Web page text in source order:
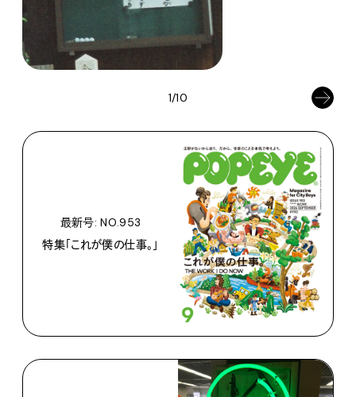
1/10
最新号: NO.953
特集「これが僕の仕事。」